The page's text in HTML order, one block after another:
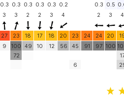
0.3 0.3 0.3 0.3 0.3 0.2 0.3 0.5
3 3 2 2 3 4 2 3 4
27 23 18 17 18 20 23 24 24 20
9
100
72
49 10 12 56 45
6
91 97 100